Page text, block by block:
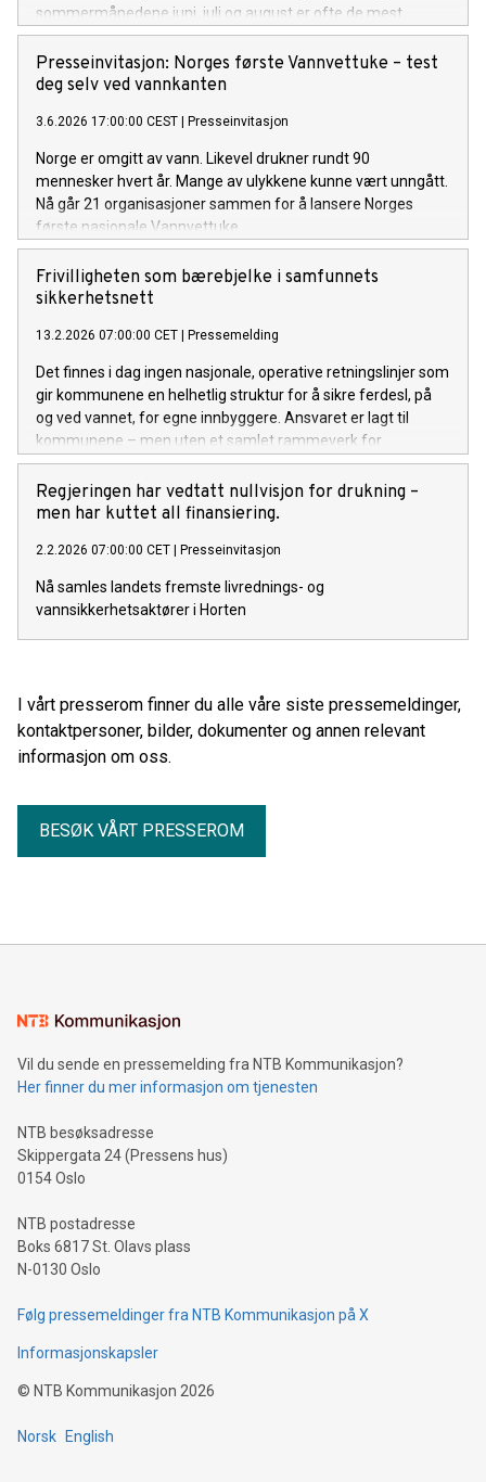
sommermånedene juni, juli og august er ofte de mest
utsatte. Bare i juli 2025, da sommervarmen for alvor kom til
Norge, omkom 15 personer i drukning.
Presseinvitasjon: Norges første Vannvettuke – test
deg selv ved vannkanten
3.6.2026 17:00:00 CEST | Presseinvitasjon
Norge er omgitt av vann. Likevel drukner rundt 90
mennesker hvert år. Mange av ulykkene kunne vært unngått.
Nå går 21 organisasjoner sammen for å lansere Norges
første nasjonale Vannvettuke.
Frivilligheten som bærebjelke i samfunnets
sikkerhetsnett
13.2.2026 07:00:00 CET | Pressemelding
Det finnes i dag ingen nasjonale, operative retningslinjer som
gir kommunene en helhetlig struktur for å sikre ferdesl, på
og ved vannet, for egne innbyggere. Ansvaret er lagt til
kommunene – men uten et samlet rammeverk for
gjennomføring. Nå trer frivilligheten inn som
innovasjonspartner.
Regjeringen har vedtatt nullvisjon for drukning –
men har kuttet all finansiering.
2.2.2026 07:00:00 CET | Presseinvitasjon
Nå samles landets fremste livrednings- og
vannsikkerhetsaktører i Horten
I vårt presserom finner du alle våre siste pressemeldinger,
kontaktpersoner, bilder, dokumenter og annen relevant
informasjon om oss.
BESØK VÅRT PRESSEROM
Vil du sende en pressemelding fra NTB Kommunikasjon?
Her finner du mer informasjon om tjenesten
NTB besøksadresse
Skippergata 24 (Pressens hus)
0154 Oslo
NTB postadresse
Boks 6817 St. Olavs plass
N-0130 Oslo
Følg pressemeldinger fra NTB Kommunikasjon på X
Informasjonskapsler
© NTB Kommunikasjon 2026
Norsk English